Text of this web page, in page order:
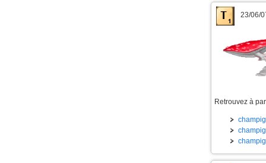
23/06/
Retrouvez à